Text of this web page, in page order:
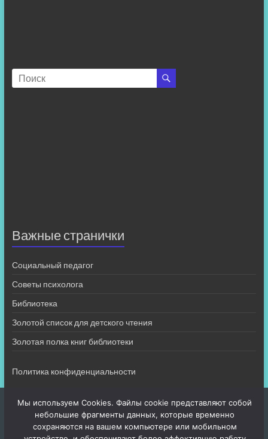
Важные странички
Социальный педагог
Советы психолога
Библиотека
Золотой список для детского чтения
Золотая полка книг библиотеки
Политика конфиденциальности
Мы используем Cookies. Файлы cookie представляют собой
небольшие фрагменты данных, которые временно
сохраняются на вашем компьютере или мобильном